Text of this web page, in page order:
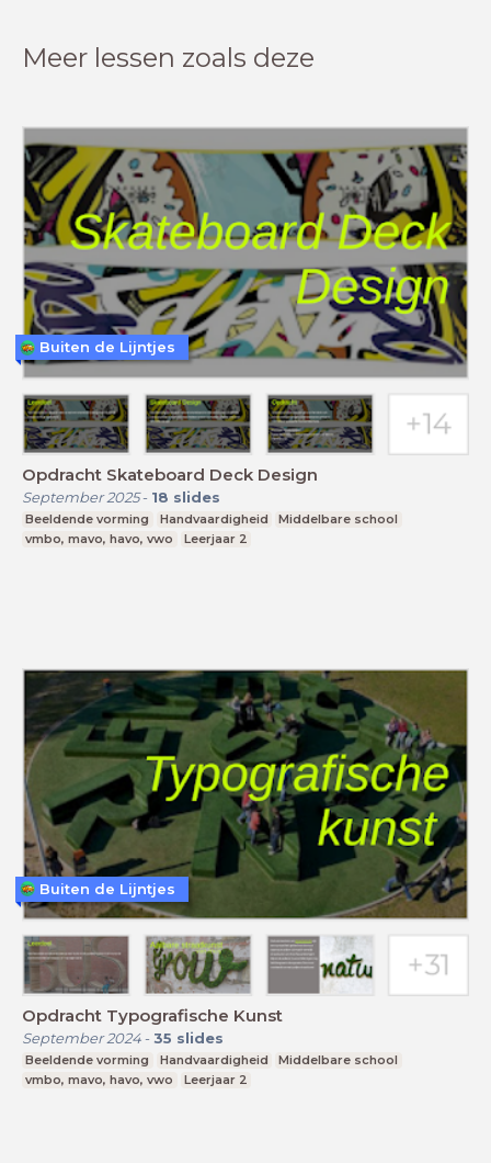
Meer lessen zoals deze
Opdracht Skateboard Deck Design
September 2025- 18 slides
Beeldende vorming Handvaardigheid
Middelbare school
vmbo, mavo, havo, vwo
Leerjaar 2
Buiten de Lijntjes
Opdracht Typografische Kunst
September 2024- 35 slides
Beeldende vorming Handvaardigheid
Middelbare school
vmbo, mavo, havo, vwo
Leerjaar 2
Buiten de Lijntjes